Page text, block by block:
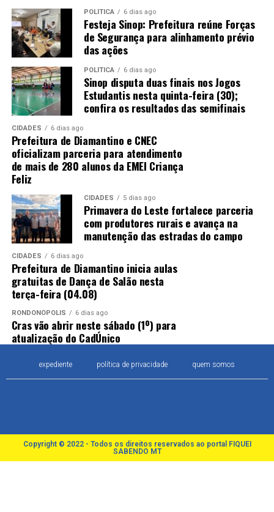
POLÍTICA 6 dias ago
Festeja Sinop: Prefeitura reúne Forças
de Segurança para alinhamento prévio
das ações
POLÍTICA 6 dias ago
Sinop disputa duas finais nos Jogos
Estudantis nesta quinta-feira (30);
confira os resultados das semifinais
CIDADES 6 dias ago
Prefeitura de Diamantino e CNEC
oficializam parceria para atendimento
de mais de 280 alunos da EMEI Criança
Feliz
CIDADES 5 dias ago
Primavera do Leste fortalece parceria
com produtores rurais e avança na
manutenção das estradas do campo
CIDADES 6 dias ago
Prefeitura de Diamantino inicia aulas
gratuitas de Dança de Salão nesta
terça-feira (04.08)
RONDONÓPOLIS 6 dias ago
Cras vão abrir neste sábado (1º) para
atualização do CadÚnico
expediente política de privacidade quem somos
Copyright © 2022 - Todos os direitos reservados ao portal FIQUEI
SABENDO MT